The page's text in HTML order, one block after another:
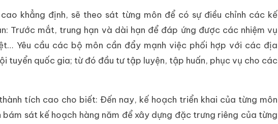
khẳng định, sẽ theo sát từng môn để có sự điều chỉnh các kế
Trước mắt, trung hạn và dài hạn để đáp ứng được các nhiệm vụ
Yêu cầu các bộ môn cần đẩy mạnh việc phối hợp với các địa
tuyển quốc gia; từ đó đầu tư tập luyện, tập huấn, phục vụ cho các
tích cao cho biết: Đến nay, kế hoạch triển khai của từng môn
sát kế hoạch hàng năm để xây dựng đặc trưng riêng của từng